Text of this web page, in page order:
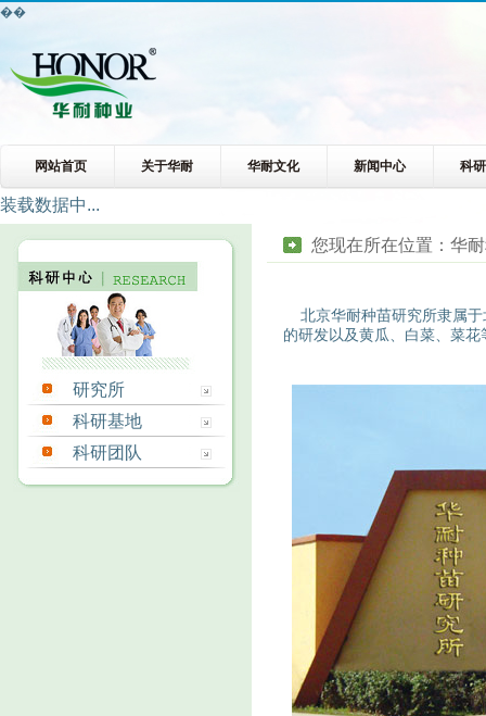
��
网站首页 关于华耐 华耐文化 新闻中心 科
装载数据中...
研究所
科研基地
科研团队
您现在所在位置： 华
北京华耐种苗研究所隶属于
的研发以及黄瓜、白菜、菜